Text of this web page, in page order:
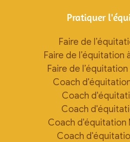
Pratiquer
Faire de
Faire de l’équitation
Faire de
Coach
Coach
Coach
Coach d'équitation
Coach